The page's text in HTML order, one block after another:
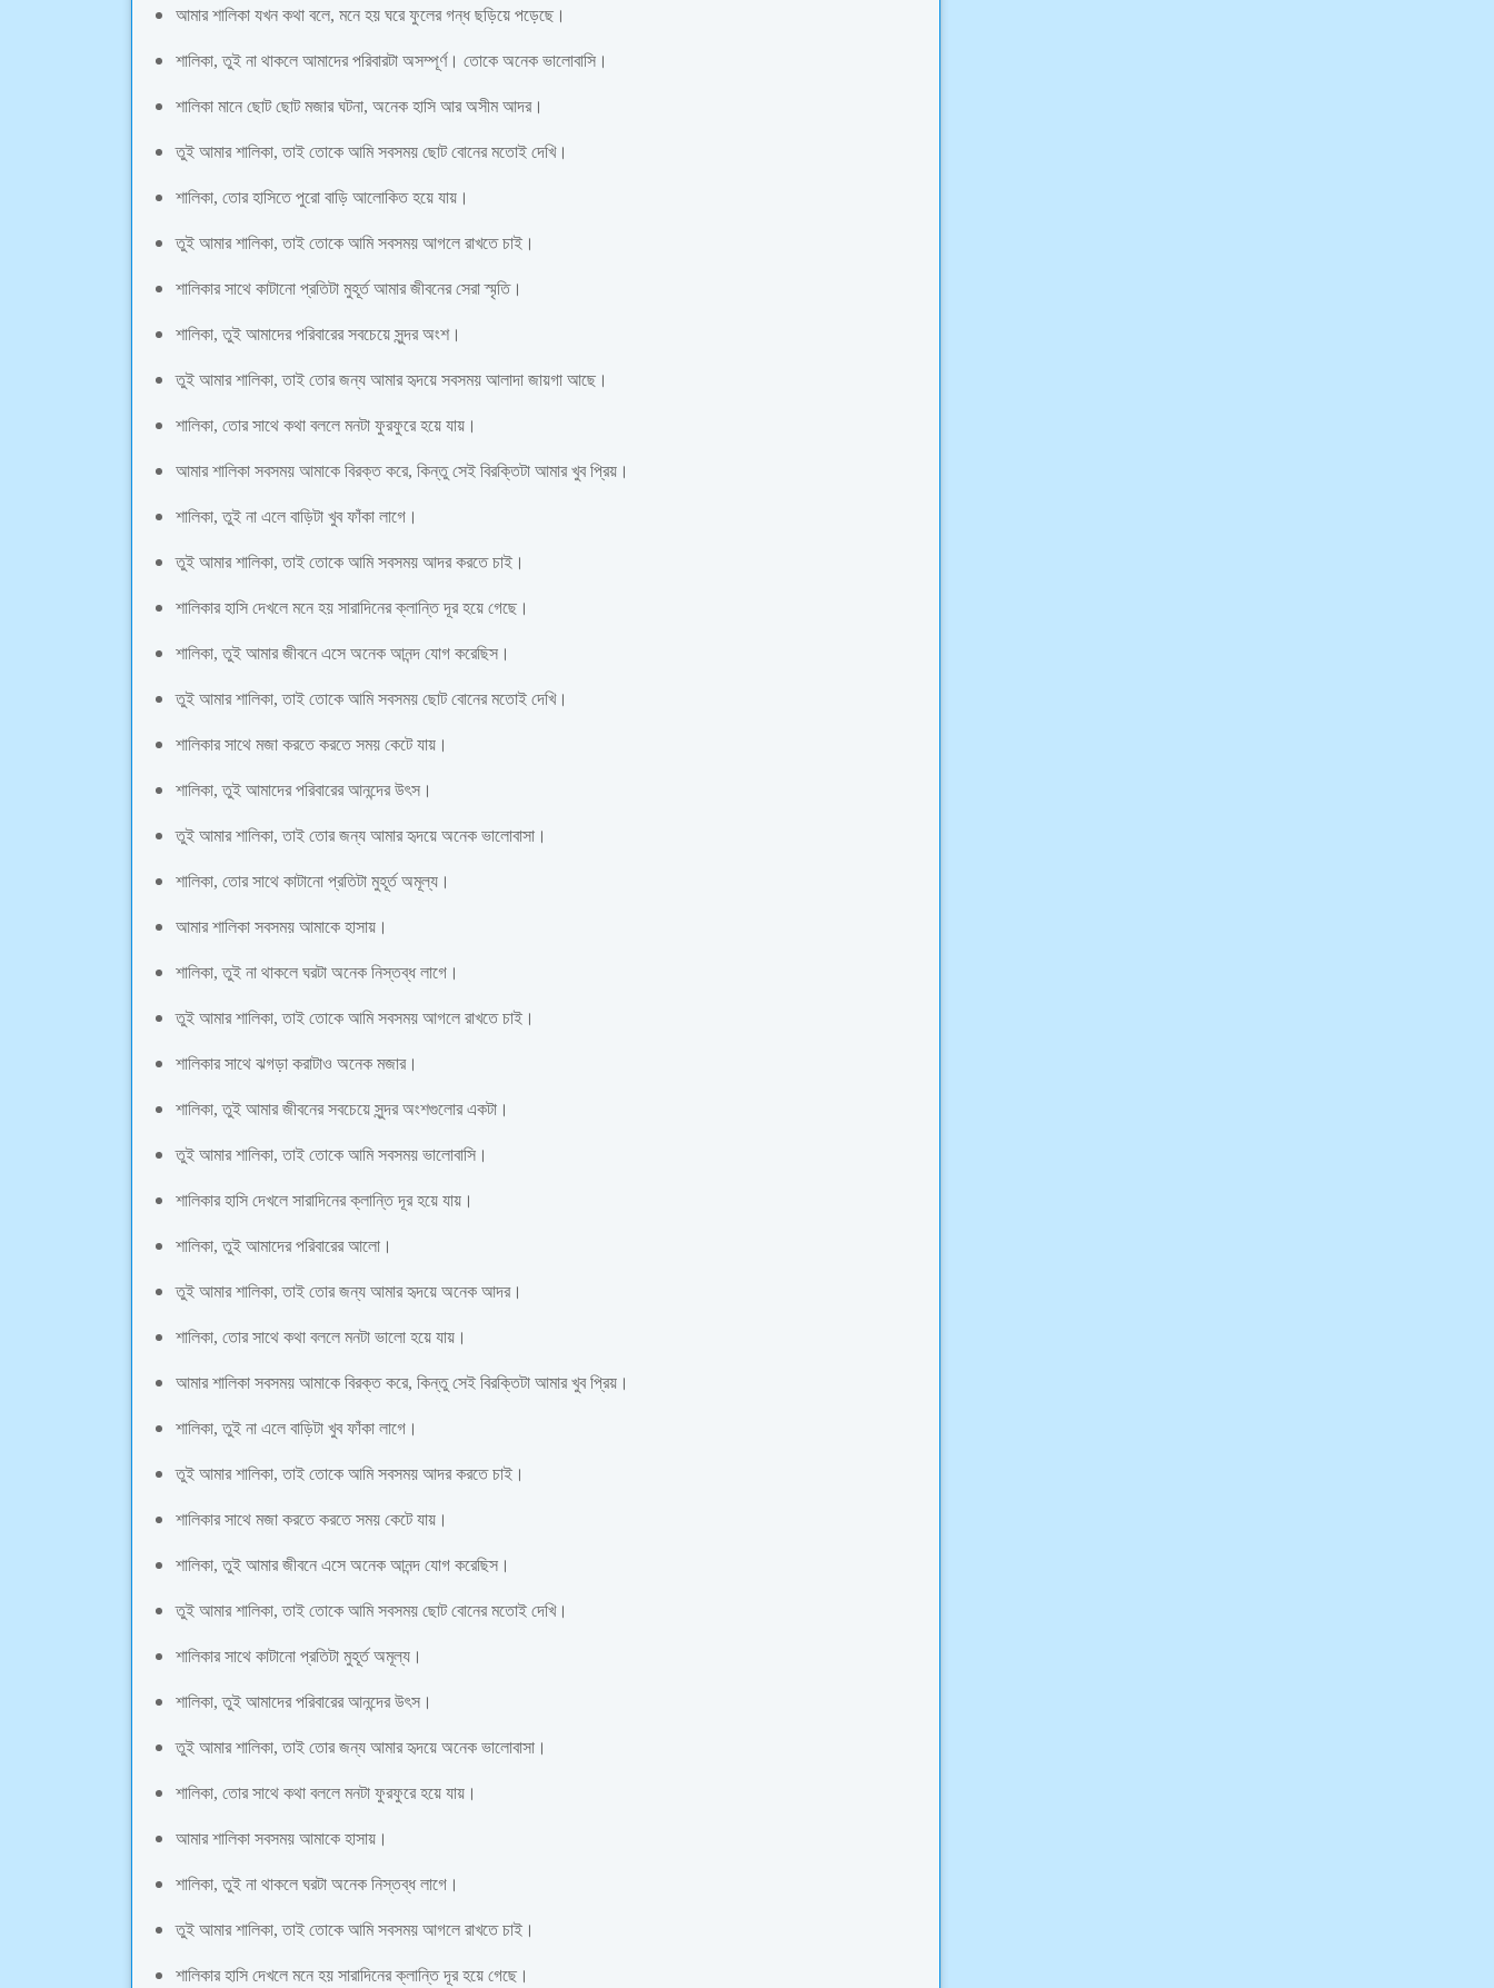
আমার শালিকা যখন কথা বলে, মনে হয় ঘরে ফুলের গন্ধ ছড়িয়ে পড়েছে।
শালিকা, তুই না থাকলে আমাদের পরিবারটা অসম্পূর্ণ। তোকে অনেক ভালোবাসি।
শালিকা মানে ছোট ছোট মজার ঘটনা, অনেক হাসি আর অসীম আদর।
তুই আমার শালিকা, তাই তোকে আমি সবসময় ছোট বোনের মতোই দেখি।
শালিকা, তোর হাসিতে পুরো বাড়ি আলোকিত হয়ে যায়।
তুই আমার শালিকা, তাই তোকে আমি সবসময় আগলে রাখতে চাই।
শালিকার সাথে কাটানো প্রতিটা মুহূর্ত আমার জীবনের সেরা স্মৃতি।
শালিকা, তুই আমাদের পরিবারের সবচেয়ে সুন্দর অংশ।
তুই আমার শালিকা, তাই তোর জন্য আমার হৃদয়ে সবসময় আলাদা জায়গা আছে।
শালিকা, তোর সাথে কথা বললে মনটা ফুরফুরে হয়ে যায়।
আমার শালিকা সবসময় আমাকে বিরক্ত করে, কিন্তু সেই বিরক্তিটা আমার খুব প্রিয়।
শালিকা, তুই না এলে বাড়িটা খুব ফাঁকা লাগে।
তুই আমার শালিকা, তাই তোকে আমি সবসময় আদর করতে চাই।
শালিকার হাসি দেখলে মনে হয় সারাদিনের ক্লান্তি দূর হয়ে গেছে।
শালিকা, তুই আমার জীবনে এসে অনেক আনন্দ যোগ করেছিস।
তুই আমার শালিকা, তাই তোকে আমি সবসময় ছোট বোনের মতোই দেখি।
শালিকার সাথে মজা করতে করতে সময় কেটে যায়।
শালিকা, তুই আমাদের পরিবারের আনন্দের উৎস।
তুই আমার শালিকা, তাই তোর জন্য আমার হৃদয়ে অনেক ভালোবাসা।
শালিকা, তোর সাথে কাটানো প্রতিটা মুহূর্ত অমূল্য।
আমার শালিকা সবসময় আমাকে হাসায়।
শালিকা, তুই না থাকলে ঘরটা অনেক নিস্তব্ধ লাগে।
তুই আমার শালিকা, তাই তোকে আমি সবসময় আগলে রাখতে চাই।
শালিকার সাথে ঝগড়া করাটাও অনেক মজার।
শালিকা, তুই আমার জীবনের সবচেয়ে সুন্দর অংশগুলোর একটা।
তুই আমার শালিকা, তাই তোকে আমি সবসময় ভালোবাসি।
শালিকার হাসি দেখলে সারাদিনের ক্লান্তি দূর হয়ে যায়।
শালিকা, তুই আমাদের পরিবারের আলো।
তুই আমার শালিকা, তাই তোর জন্য আমার হৃদয়ে অনেক আদর।
শালিকা, তোর সাথে কথা বললে মনটা ভালো হয়ে যায়।
আমার শালিকা সবসময় আমাকে বিরক্ত করে, কিন্তু সেই বিরক্তিটা আমার খুব প্রিয়।
শালিকা, তুই না এলে বাড়িটা খুব ফাঁকা লাগে।
তুই আমার শালিকা, তাই তোকে আমি সবসময় আদর করতে চাই।
শালিকার সাথে মজা করতে করতে সময় কেটে যায়।
শালিকা, তুই আমার জীবনে এসে অনেক আনন্দ যোগ করেছিস।
তুই আমার শালিকা, তাই তোকে আমি সবসময় ছোট বোনের মতোই দেখি।
শালিকার সাথে কাটানো প্রতিটা মুহূর্ত অমূল্য।
শালিকা, তুই আমাদের পরিবারের আনন্দের উৎস।
তুই আমার শালিকা, তাই তোর জন্য আমার হৃদয়ে অনেক ভালোবাসা।
শালিকা, তোর সাথে কথা বললে মনটা ফুরফুরে হয়ে যায়।
আমার শালিকা সবসময় আমাকে হাসায়।
শালিকা, তুই না থাকলে ঘরটা অনেক নিস্তব্ধ লাগে।
তুই আমার শালিকা, তাই তোকে আমি সবসময় আগলে রাখতে চাই।
শালিকার হাসি দেখলে মনে হয় সারাদিনের ক্লান্তি দূর হয়ে গেছে।